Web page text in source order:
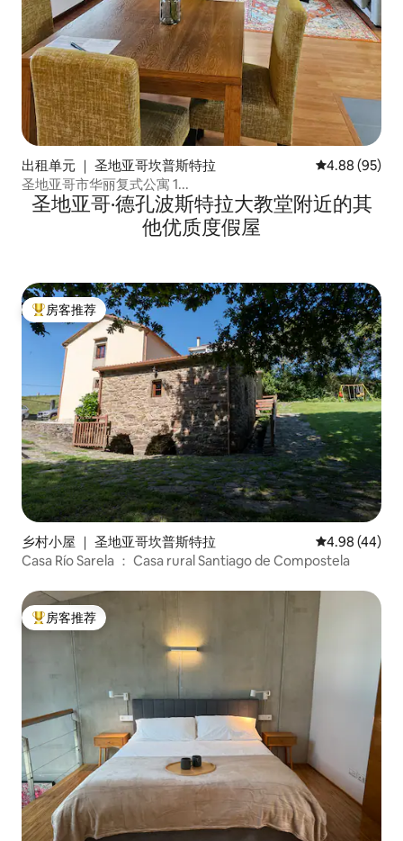
出租单元 ｜ 圣地亚哥坎普斯特拉 平均评分 4.88
4.88 (95)
圣地亚哥市华丽复式公寓 1...
圣地亚哥·德孔波斯特拉大教堂附近的其
他优质度假屋
热门「房客推荐」
房客推荐
乡村小屋 ｜ 圣地亚哥坎普斯特拉 平均评分
4.98 (44)
Casa Río Sarela ： Casa rural Santiago de Compostela
热门「房客推荐」
房客推荐